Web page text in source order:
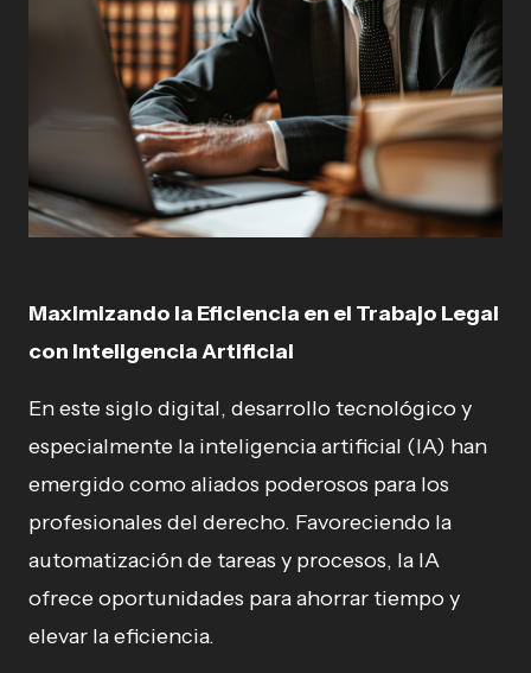
Maximizando la Eficiencia en el Trabajo Legal
con Inteligencia Artificial
En este siglo digital, desarrollo tecnológico y
especialmente la inteligencia artificial (IA) han
emergido como aliados poderosos para los
profesionales del derecho. Favoreciendo la
automatización de tareas y procesos, la IA
ofrece oportunidades para ahorrar tiempo y
elevar la eficiencia.